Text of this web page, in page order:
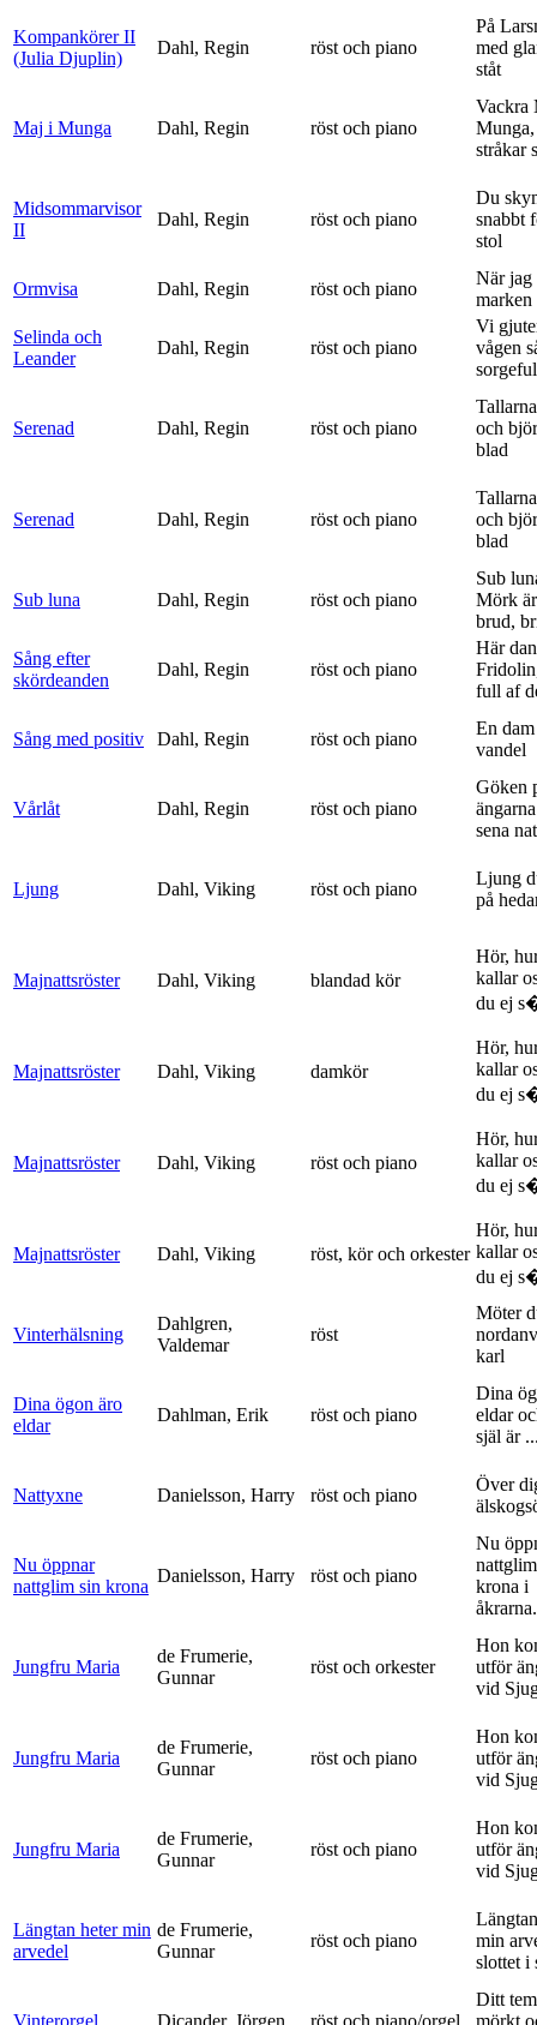
Kompankörer II
(Julia Djuplin)
Dahl, Regin röst och piano
På
med
ståt
Maj i Munga Dahl, Regin röst och piano
Vackra
stråkar
Midsommarvisor
II
Dahl, Regin röst och piano
Du
snabbt
stol
Ormvisa Dahl, Regin röst och piano
När jag
marken
Selinda och
Leander
Dahl, Regin röst och piano
Vi
vågen
Serenad Dahl, Regin röst och piano
och
blad
Serenad Dahl, Regin röst och piano
och
blad
Sub luna Dahl, Regin röst och piano
Sub
Mörk
brud,
Sång efter
skördeanden
Dahl, Regin röst och piano
Här
full af
Sång med positiv Dahl, Regin röst och piano
En
vandel
Vårlåt Dahl, Regin röst och piano
Göken
sena
Ljung Dahl, Viking röst och piano
Ljung
på
Majnattsröster Dahl, Viking blandad kör
Hör,
kallar
du ej
Majnattsröster Dahl, Viking damkör
Hör,
kallar
du ej
Majnattsröster Dahl, Viking röst och piano
Hör,
kallar
du ej
Majnattsröster Dahl, Viking röst, kör och orkester
Hör,
kallar
du ej
Vinterhälsning
Dahlgren,
Valdemar
röst
Möter
karl
Dina ögon äro
eldar
Dahlman, Erik röst och piano
Dina
eldar
själ är
Nattyxne Danielsson, Harry röst och piano
Över
Nu öppnar
nattglim sin krona
Danielsson, Harry röst och piano
Nu
krona i
Jungfru Maria
de Frumerie,
Gunnar
röst och orkester
Hon
utför
vid
Jungfru Maria
de Frumerie,
Gunnar
röst och piano
Hon
utför
vid
Jungfru Maria
de Frumerie,
Gunnar
röst och piano
Hon
utför
vid
Längtan heter min
arvedel
de Frumerie,
Gunnar
röst och piano
min
slottet i
Vinterorgel Dicander, Jörgen röst och piano/orgel
Ditt
mörkt